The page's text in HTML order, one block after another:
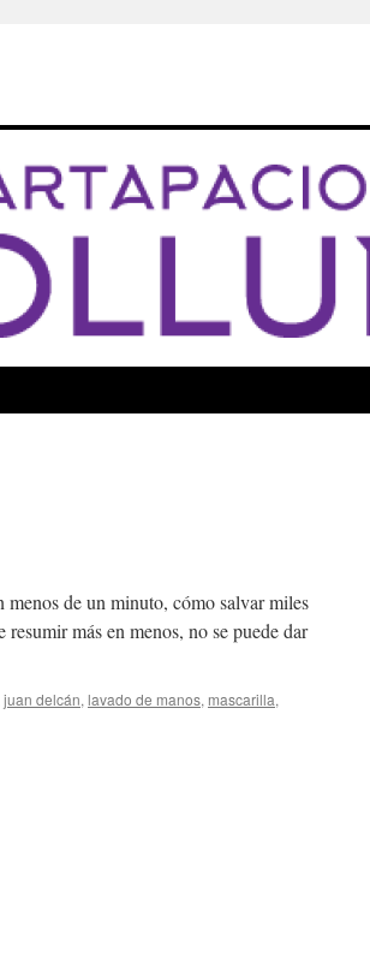
de un minuto, cómo salvar miles
más en menos, no se puede dar
juan delcán, lavado de manos, mascarilla,